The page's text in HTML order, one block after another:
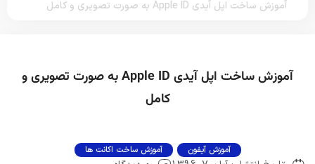
آموزش ساخت اپل آیدی Apple ID به صورت تصویری و کامل
آموزش ساخت اپل آیدی Apple ID به صورت تصویری و
کامل
آموزش آیفون آموزش ساخت اکانت ها